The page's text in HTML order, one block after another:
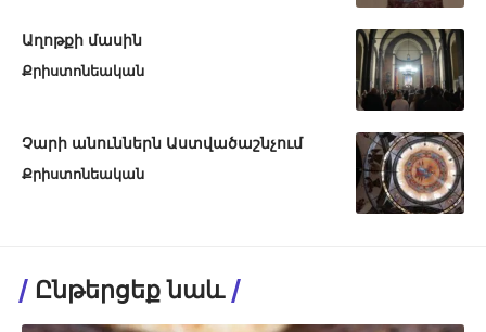
Աղոթքի մասին
Քրիստոնեական
Չարի անուններն Աստվածաշնչում
Քրիստոնեական
Ընթերցեք նաև